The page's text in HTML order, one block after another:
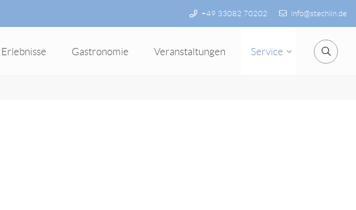
+49 33082 70202 info@stechlin.de
Erlebnisse Gastronomie Veranstaltungen Service Suche